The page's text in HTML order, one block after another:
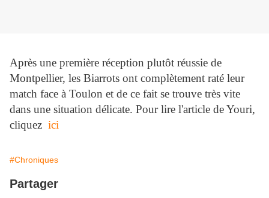
Après une première réception plutôt réussie de
Montpellier, les Biarrots ont complètement raté leur
match face à Toulon et de ce fait se trouve très vite
dans une situation délicate. Pour lire l'article de Youri,
cliquez ici
#Chroniques
Partager